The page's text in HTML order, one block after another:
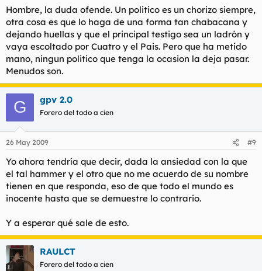
Hombre, la duda ofende. Un politico es un chorizo siempre,
otra cosa es que lo haga de una forma tan chabacana y
dejando huellas y que el principal testigo sea un ladrón y
vaya escoltado por Cuatro y el Pais. Pero que ha metido
mano, ningun politico que tenga la ocasion la deja pasar.
Menudos son.
G gpv 2.0
Forero del todo a cien
26 May 2009 #9
Yo ahora tendría que decir, dada la ansiedad con la que
el tal hammer y el otro que no me acuerdo de su nombre
tienen en que responda, eso de que todo el mundo es
inocente hasta que se demuestre lo contrario.
Y a esperar qué sale de esto.
RAULCT
Forero del todo a cien